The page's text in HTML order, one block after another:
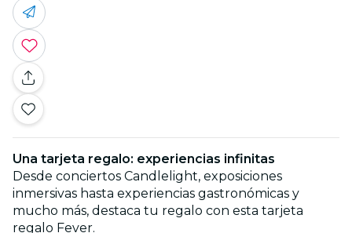
Una tarjeta regalo: experiencias infinitas
Desde conciertos Candlelight, exposiciones
inmersivas hasta experiencias gastronómicas y
mucho más, destaca tu regalo con esta tarjeta
regalo Fever.